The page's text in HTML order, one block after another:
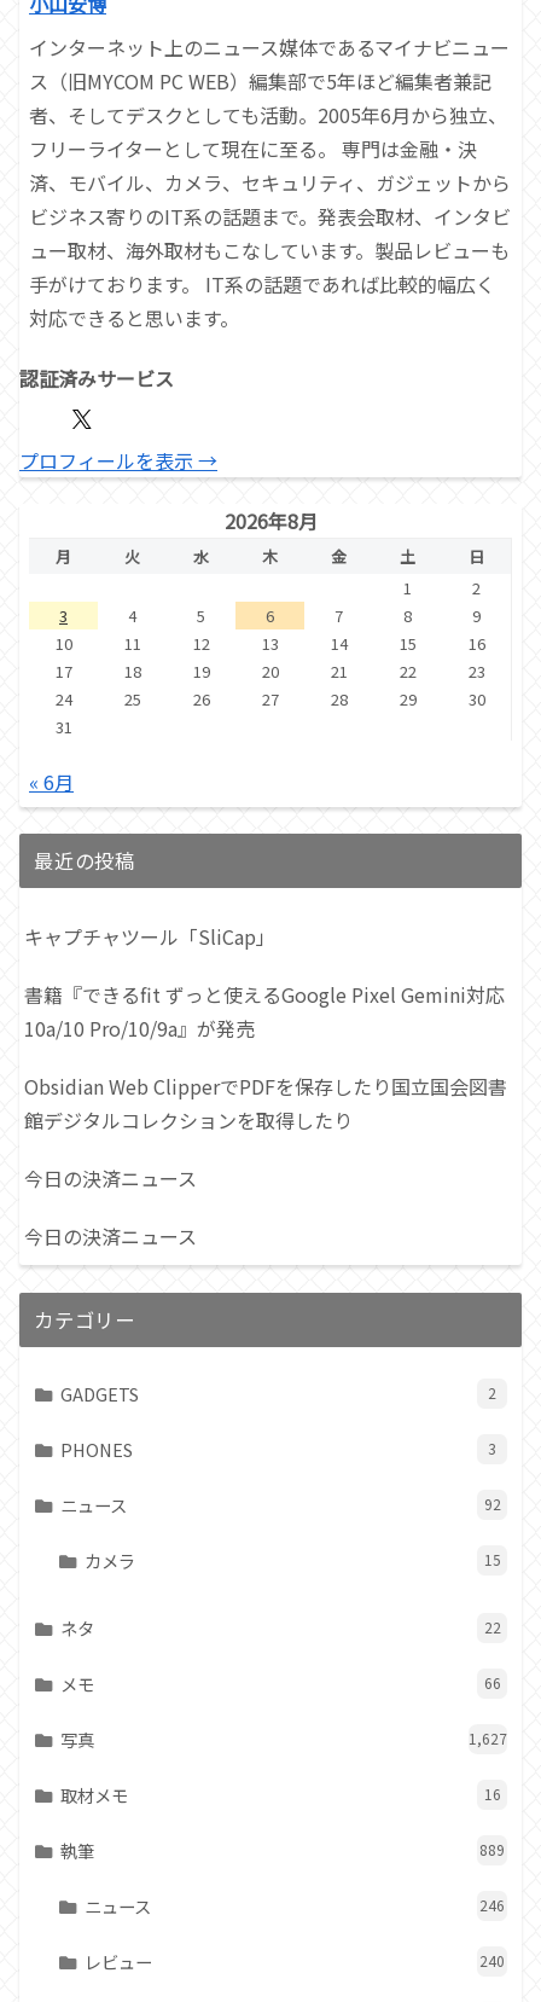
インターネット上のニュース媒体であるマイナビニュー
ス（旧MYCOM PC WEB）編集部で5年ほど編集者兼記
者、そしてデスクとしても活動。2005年6月から独立、
フリーライターとして現在に至る。 専門は金融・決
済、モバイル、カメラ、セキュリティ、ガジェットから
ビジネス寄りのIT系の話題まで。発表会取材、インタビ
ュー取材、海外取材もこなしています。製品レビューも
手がけております。 IT系の話題であれば比較的幅広く
対応できると思います。
認証済みサービス
プロフィールを表示 →
2026年8月
月 火 水 木 金 土
日
1
2
3
4 5 6 7 8
9
10
11 12 13 14 15
16
17
18 19 20 21 22
23
24
25 26 27 28 29
30
31
« 6月
最近の投稿
キャプチャツール「SliCap」
書籍『できるfit ずっと使えるGoogle Pixel Gemini対応
10a/10 Pro/10/9a』が発売
Obsidian Web ClipperでPDFを保存したり国立国会図書
館デジタルコレクションを取得したり
今日の決済ニュース
今日の決済ニュース
カテゴリー
GADGETS 2
PHONES 3
ニュース 92
カメラ 15
ネタ 22
メモ 66
写真 1,627
取材メモ 16
執筆 889
ニュース 246
レビュー 240